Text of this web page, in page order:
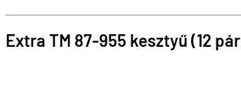
Extra TM 87-955 kesztyű (12